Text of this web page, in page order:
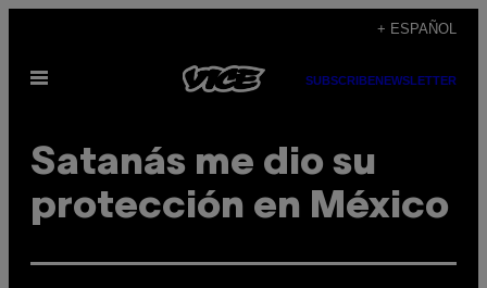
contenido
+ ESPAÑOL
Abrir
SUBSCRIBENEWSLETTER
Satanás me dio su
protección en México